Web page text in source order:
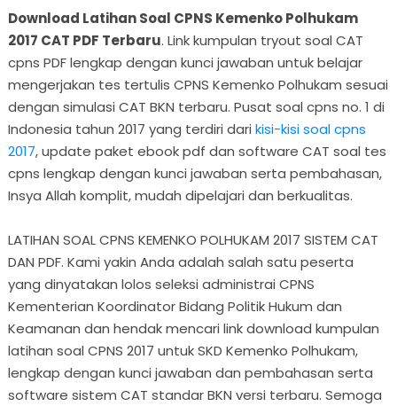
Download Latihan Soal CPNS Kemenko Polhukam
2017 CAT PDF Terbaru. Link kumpulan tryout soal CAT
cpns PDF lengkap dengan kunci jawaban untuk belajar
mengerjakan tes tertulis CPNS Kemenko Polhukam sesuai
dengan simulasi CAT BKN terbaru. Pusat soal cpns no. 1 di
Indonesia tahun 2017 yang terdiri dari kisi-kisi soal cpns
2017, update paket ebook pdf dan software CAT soal tes
cpns lengkap dengan kunci jawaban serta pembahasan,
Insya Allah komplit, mudah dipelajari dan berkualitas.
LATIHAN SOAL CPNS KEMENKO POLHUKAM 2017 SISTEM CAT
DAN PDF. Kami yakin Anda adalah salah satu peserta
yang dinyatakan lolos seleksi administrai CPNS
Kementerian Koordinator Bidang Politik Hukum dan
Keamanan dan hendak mencari link download kumpulan
latihan soal CPNS 2017 untuk SKD Kemenko Polhukam,
lengkap dengan kunci jawaban dan pembahasan serta
software sistem CAT standar BKN versi terbaru. Semoga